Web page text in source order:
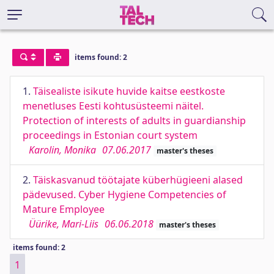
items found: 2
1. Täisealiste isikute huvide kaitse eestkoste
menetluses Eesti kohtusüsteemi näitel.
Protection of interests of adults in guardianship
proceedings in Estonian court system
Karolin, Monika 07.06.2017 master's theses
2. Täiskasvanud töötajate küberhügieeni alased
pädevused. Cyber Hygiene Competencies of
Mature Employee
Üürike, Mari-Liis 06.06.2018 master's theses
items found: 2
1